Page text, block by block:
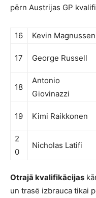
pērn Austrijas GP
16 Kevin Magnussen
17 George Russell
18
Antonio
Giovinazzi
19 Kimi Raikkonen
2
0
Nicholas Latifi
Otrajā kvalifikācijas
un trasē izbrauca tikai